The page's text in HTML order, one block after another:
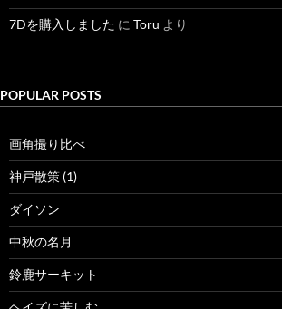
7Dを購入しました に Toru より
POPULAR POSTS
画角撮り比べ
神戸散策 (1)
ダイソン
中秋の名月
鈴鹿サーキット